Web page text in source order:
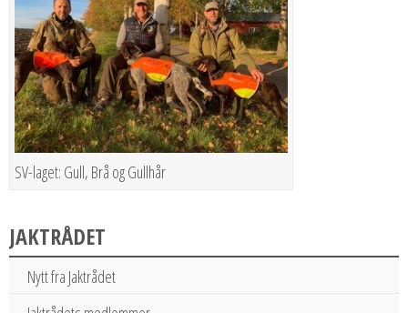
SV-laget: Gull, Brå og Gullhår
JAKTRÅDET
Nytt fra Jaktrådet